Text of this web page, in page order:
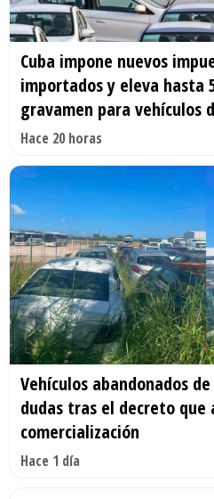
Cuba impone nuevos
importados y eleva hasta
gravamen para vehículos
Hace 20 horas
Vehículos abandonados
dudas tras el decreto que
comercialización
Hace 1 día